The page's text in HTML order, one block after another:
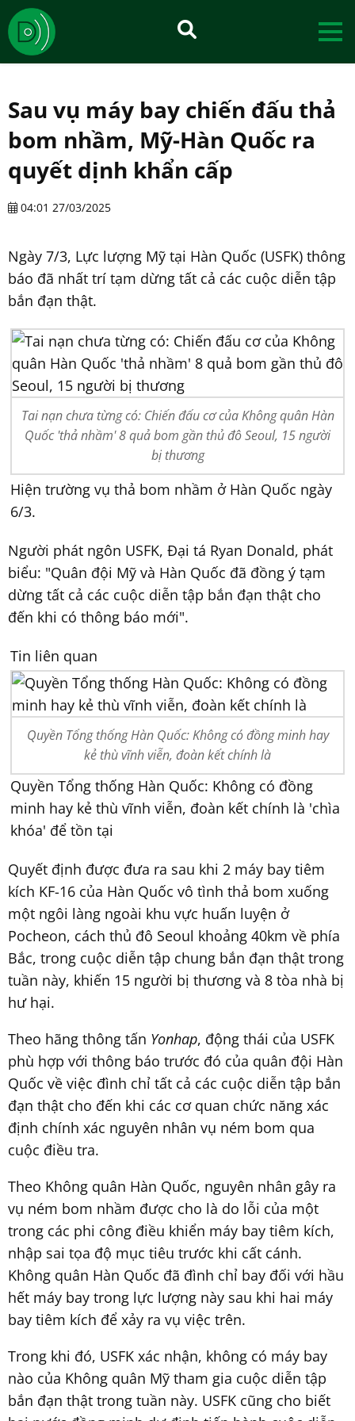
Sau vụ máy bay chiến đấu thả
bom nhầm, Mỹ-Hàn Quốc ra
quyết dịnh khẩn cấp
04:01 27/03/2025
Ngày 7/3, Lực lượng Mỹ tại Hàn Quốc (USFK) thông
báo đã nhất trí tạm dừng tất cả các cuộc diễn tập
bắn đạn thật.
Tai nạn chưa từng có: Chiến đấu cơ của Không quân Hàn
Quốc 'thả nhầm' 8 quả bom gần thủ đô Seoul, 15 người
bị thương
Hiện trường vụ thả bom nhầm ở Hàn Quốc ngày
6/3.
Người phát ngôn USFK, Đại tá Ryan Donald, phát
biểu: "Quân đội Mỹ và Hàn Quốc đã đồng ý tạm
dừng tất cả các cuộc diễn tập bắn đạn thật cho
đến khi có thông báo mới".
Tin liên quan
Quyền Tổng thống Hàn Quốc: Không có đồng minh hay
kẻ thù vĩnh viễn, đoàn kết chính là
Quyền Tổng thống Hàn Quốc: Không có đồng
minh hay kẻ thù vĩnh viễn, đoàn kết chính là 'chìa
khóa' để tồn tại
Quyết định được đưa ra sau khi 2 máy bay tiêm
kích KF-16 của Hàn Quốc vô tình thả bom xuống
một ngôi làng ngoài khu vực huấn luyện ở
Pocheon, cách thủ đô Seoul khoảng 40km về phía
Bắc, trong cuộc diễn tập chung bắn đạn thật trong
tuần này, khiến 15 người bị thương và 8 tòa nhà bị
hư hại.
Theo hãng thông tấn Yonhap, động thái của USFK
phù hợp với thông báo trước đó của quân đội Hàn
Quốc về việc đình chỉ tất cả các cuộc diễn tập bắn
đạn thật cho đến khi các cơ quan chức năng xác
định chính xác nguyên nhân vụ ném bom qua
cuộc điều tra.
Theo Không quân Hàn Quốc, nguyên nhân gây ra
vụ ném bom nhầm được cho là do lỗi của một
trong các phi công điều khiển máy bay tiêm kích,
nhập sai tọa độ mục tiêu trước khi cất cánh.
Không quân Hàn Quốc đã đình chỉ bay đối với hầu
hết máy bay trong lực lượng này sau khi hai máy
bay tiêm kích để xảy ra vụ việc trên.
Trong khi đó, USFK xác nhận, không có máy bay
nào của Không quân Mỹ tham gia cuộc diễn tập
bắn đạn thật trong tuần này. USFK cũng cho biết